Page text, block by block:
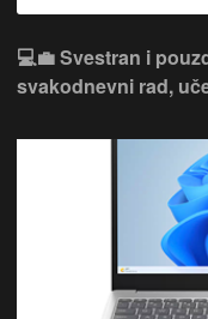
💻💼 Svestran i
svakodnevni rad,